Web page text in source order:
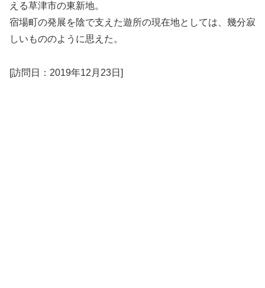
える草津市の東新地。
宿場町の発展を陰で支えた遊所の現在地としては、幾分寂
しいもののように思えた。
[訪問日：2019年12月23日]